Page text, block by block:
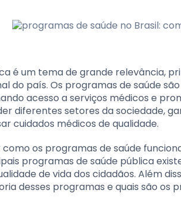
é um tema de grande relevância,
do país. Os programas de saúde
acesso a serviços médicos e
diferentes setores da sociedade,
cuidados médicos de qualidade.
os programas de saúde
programas de saúde pública
de vida dos cidadãos. Além
desses programas e quais são os